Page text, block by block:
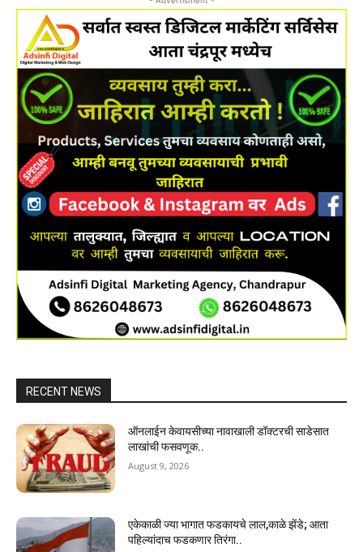
RECENT NEWS
ऑनलाईन केवायसीच्या नावाखाली डॉक्टरची साडेसात
लाखांची फसवणूक..
August 9, 2026
एकेकाळी ज्या भागात फडकायचे लाल,काळे झेंडे; आता
पहिल्यांदाच फडकणार तिरंगा..